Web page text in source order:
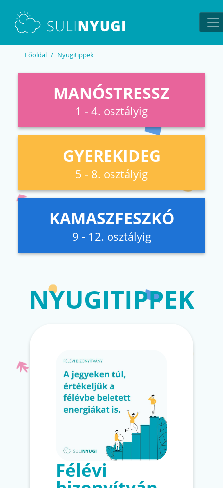
Főoldal Nyugitippek
MANÓSTRESSZ
1 - 4. osztályig
GYEREKIDEG
5 - 8. osztályig
KAMASZFESZKÓ
9 - 12. osztályig
NYUGITIPPEK
Félévi